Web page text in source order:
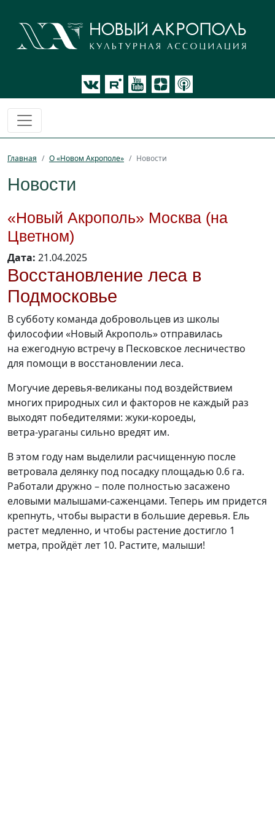
Главная О «Новом Акрополе» Новости
Новости
«Новый Акрополь» Москва (на
Цветном)
Дата: 21.04.2025
Восстановление леса в
Подмосковье
В субботу команда добровольцев из школы
философии «Новый Акрополь» отправилась
на ежегодную встречу в Песковское лесничество
для помощи в восстановлении леса.
Могучиедеревья-великаны под воздействием
многих природных сил и факторов не каждый раз
выходят победителями: жуки-короеды,
ветра-ураганы сильно вредят им.
В этом году нам выделили расчищенную после
ветровала делянку под посадку площадью 0.6 га.
Работали дружно – поле полностью засажено
еловыми малышами-саженцами. Теперь им придется
крепнуть, чтобы вырасти в большие деревья. Ель
растет медленно, и чтобы растение достигло 1
метра, пройдёт лет 10. Растите, малыши!